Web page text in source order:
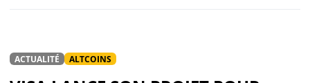
ACTUALITÉ ALTCOINS